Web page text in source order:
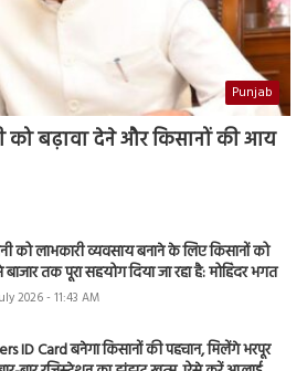
Punjab
को बढ़ावा देने और किसानों की आय
को लाभकारी व्यवसाय बनाने के लिए किसानों को
तक पूरा सहयोग दिया जा रहा है: मोहिंदर भगत
2026 - 11:43 AM
ID Card बनेगा किसानों की पहचान, मिलेंगे भरपूर